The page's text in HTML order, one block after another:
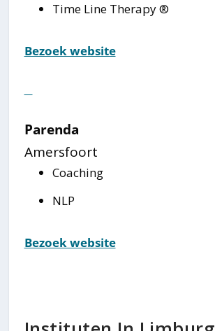
Time Line Therapy ®
Bezoek website
Parenda
Amersfoort
Coaching
NLP
Bezoek website